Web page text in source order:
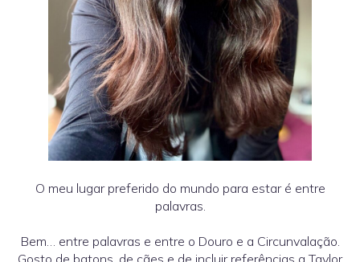
O meu lugar preferido do mundo para estar é entre
palavras.
Bem… entre palavras e entre o Douro e a Circunvalação.